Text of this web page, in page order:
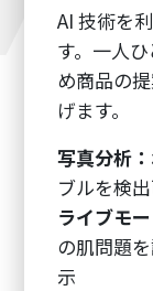
AI 技術を
す。一人
め商品の
げます。
写真分析：
ブルを検
ライブモ
の肌問題
示